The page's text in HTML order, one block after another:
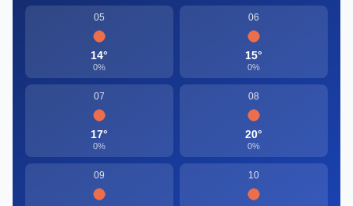
05
14°
0%
06
15°
0%
07
17°
0%
08
20°
0%
09 10